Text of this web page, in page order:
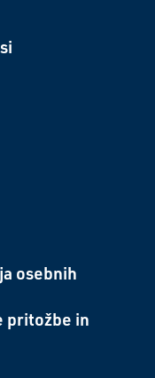
osebnih
pritožbe in